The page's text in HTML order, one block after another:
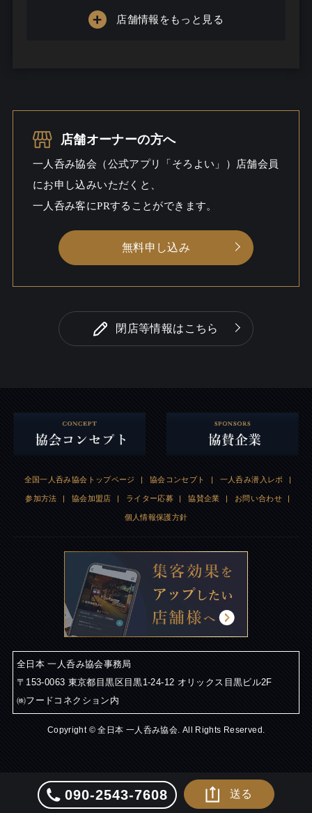
090-2543-7608 送る
シーン
店舗情報をもっと見る
店舗オーナーの方へ
一人呑み協会（公式アプリ「そろよい」）店舗会員
にお申し込みいただくと、
一人呑み客にPRすることができます。
無料申し込み
閉店等情報はこちら
全国一人呑み協会トップページ | 協会コンセプト | 一人呑み潜入レポ |
参加方法 | 協会加盟店 | ライター応募 | 協賛企業 | お問い合わせ |
個人情報保護方針
全日本 一人呑み協会事務局
〒153-0063 東京都目黒区目黒1-24-12 オリックス目黒ビル2F
㈱フードコネクション内
Copyright © 全日本 一人呑み協会. All Rights Reserved.